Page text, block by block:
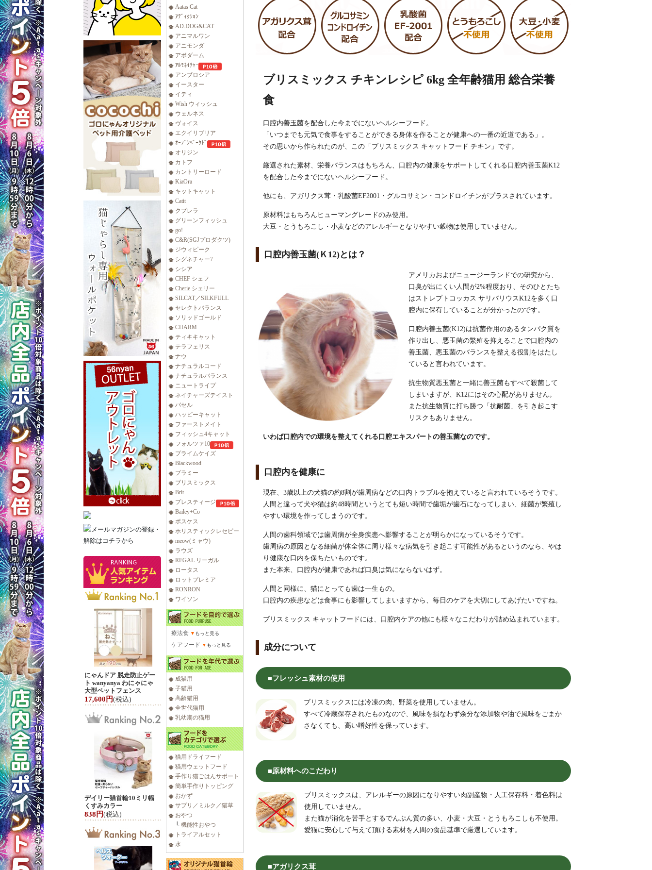
にゃんドア 脱走防止ゲー
ト wanyanya わにゃにゃ
大型ペットフェンス
17,600円(税込)
デイリー猫首輪10ミリ幅
くすみカラー
838円(税込)
Aatas Cat
ｱﾃﾞｨｸｼｮﾝ
AD.DOG&CAT
アニマルワン
アニモンダ
アボダーム
ｱﾙﾓﾈｲﾁｬｰ
アンブロシア
イースター
イティ
Wish ウィッシュ
ウェルネス
ヴォイス
エクイリブリア
ｵｰﾌﾞﾝﾍﾞｰｸﾄﾞ
オリジン
カトフ
カントリーロード
KiaOra
キットキャット
Catit
クプレラ
グリーンフィッシュ
go!
C&R(SGJプロダクツ)
ジウィピーク
シグネチャー7
シシア
CHEF シェフ
Cherie シェリー
SILCAT／SILKFULL
セレクトバランス
ソリッドゴールド
CHARM
ティキキャット
テラフェリス
ナウ
ナチュラルコード
ナチュラルバランス
ニュートライプ
ネイチャーズテイスト
バセル
ハッピーキャット
ファーストメイト
フィッシュ4キャット
フォルツァ10
プライムケイズ
Blackwood
プラミー
ブリスミックス
Brit
プレスティージ
Bailey+Co
ボスケス
ホリスティックレセピー
meow(ミャウ)
ラウズ
REGAL リーガル
ロータス
ロットプレミア
RONRON
ワイソン
療法食 ▼ もっと見る
ケアフード ▼ もっと見る
成猫用
子猫用
高齢猫用
全世代猫用
乳幼期の猫用
猫用ドライフード
猫用ウェットフード
手作り猫ごはんサポート
簡単手作りトッピング
おかず
サプリ／ミルク／猫草
おやつ
└ 機能性おやつ
トライアルセット
水
ブリスミックス チキンレシピ 6kg 全年齢猫用 総合栄養
食
口腔内善玉菌を配合した今までにないヘルシーフード。
「いつまでも元気で食事をすることができる身体を作ることが健康への一番の近道である」。
その思いから作られたのが、この「ブリスミックス キャットフード チキン」です。
厳選された素材、栄養バランスはもちろん、口腔内の健康をサポートしてくれる口腔内善玉菌K12
を配合した今までにないヘルシーフード。
他にも、アガリクス茸・乳酸菌EF2001・グルコサミン・コンドロイチンがプラスされています。
原材料はもちろんヒューマングレードのみ使用。
大豆・とうもろこし・小麦などのアレルギーとなりやすい穀物は使用していません。
口腔内善玉菌(Ｋ12)とは？
アメリカおよびニュージーランドでの研究から、
口臭が出にくい人間が2%程度おり、そのひとたち
はストレプトコッカス サリバリウスK12を多く口
腔内に保有していることが分かったのです。
口腔内善玉菌(K12)は抗菌作用のあるタンパク質を
作り出し、悪玉菌の繁殖を抑えることで口腔内の
善玉菌、悪玉菌のバランスを整える役割をはたし
ていると言われています。
抗生物質悪玉菌と一緒に善玉菌もすべて殺菌して
しまいますが、K12にはその心配がありません。
また抗生物質に打ち勝つ「抗耐菌」を引き起こす
リスクもありません。
いわば口腔内での環境を整えてくれる口腔エキスパートの善玉菌なのです。
口腔内を健康に
現在、3歳以上の犬猫の約8割が歯周病などの口内トラブルを抱えていると言われているそうです。
人間と違って犬や猫は約48時間というとても短い時間で歯垢が歯石になってしまい、細菌が繁殖し
やすい環境を作ってしまうのです。
人間の歯科領域では歯周病が全身疾患へ影響することが明らかになっているそうです。
歯周病の原因となる細菌が体全体に周り様々な病気を引き起こす可能性があるというのなら、やは
り健康な口内を保ちたいものです。
また本来、口腔内が健康であれば口臭は気にならないはず。
人間と同様に、猫にとっても歯は一生もの。
口腔内の疾患などは食事にも影響してしまいますから、毎日のケアを大切にしてあげたいですね。
ブリスミックス キャットフードには、口腔内ケアの他にも様々なこだわりが詰め込まれています。
成分について
■フレッシュ素材の使用
ブリスミックスには冷凍の肉、野菜を使用していません。
すべて冷蔵保存されたものなので、風味を損なわず余分な添加物や油で風味をごまか
さなくても、高い嗜好性を保っています。
■原材料へのこだわり
ブリスミックスは、アレルギーの原因になりやすい肉副産物・人工保存料・着色料は
使用していません。
また猫が消化を苦手とするでんぷん質の多い、小麦・大豆・とうもろこしも不使用。
愛猫に安心して与えて頂ける素材を人間の食品基準で厳選しています。
■アガリクス茸